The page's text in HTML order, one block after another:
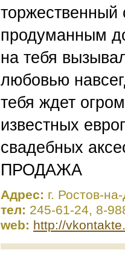
продуманным
на тебя
любовью
тебя ждет
известных
свадебных
ПРОДАЖА
Адрес: г. Ростов-
тел: 245-61-24, 8-
web: http://